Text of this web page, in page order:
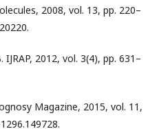
2008, vol. 13, pp. 220–
2012, vol. 3(4), pp. 631–
Magazine, 2015, vol. 11,